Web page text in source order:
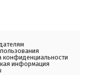
конфиденциальности
информация